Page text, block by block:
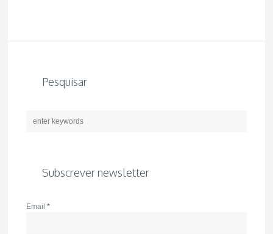
Pesquisar
Subscrever newsletter
Email*